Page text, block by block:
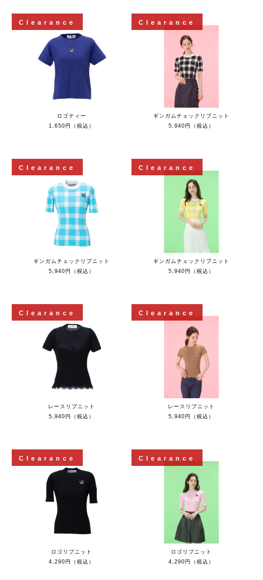
Clearance
ロゴティー
1,650円（税込）
Clearance
ギンガムチェックリブニット
5,940円（税込）
Clearance
ギンガムチェックリブニット
5,940円（税込）
Clearance
ギンガムチェックリブニット
5,940円（税込）
Clearance
レースリブニット
5,940円（税込）
Clearance
レースリブニット
5,940円（税込）
Clearance
ロゴリブニット
4,290円（税込）
Clearance
ロゴリブニット
4,290円（税込）